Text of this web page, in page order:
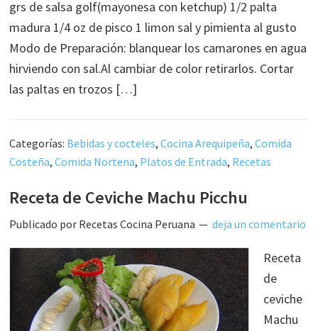
grs de salsa golf(mayonesa con ketchup) 1/2 palta
madura 1/4 oz de pisco 1 limon sal y pimienta al gusto
Modo de Preparación: blanquear los camarones en agua
hirviendo con sal.Al cambiar de color retirarlos. Cortar
las paltas en trozos […]
Categorías: Bebidas y cocteles,Cocina Arequipeña,Comida
Costeña,Comida Nortena, Platos de Entrada, Recetas
Receta de Ceviche Machu Picchu
Publicado por Recetas Cocina Peruana deja un comentario
Receta
de
ceviche
Machu